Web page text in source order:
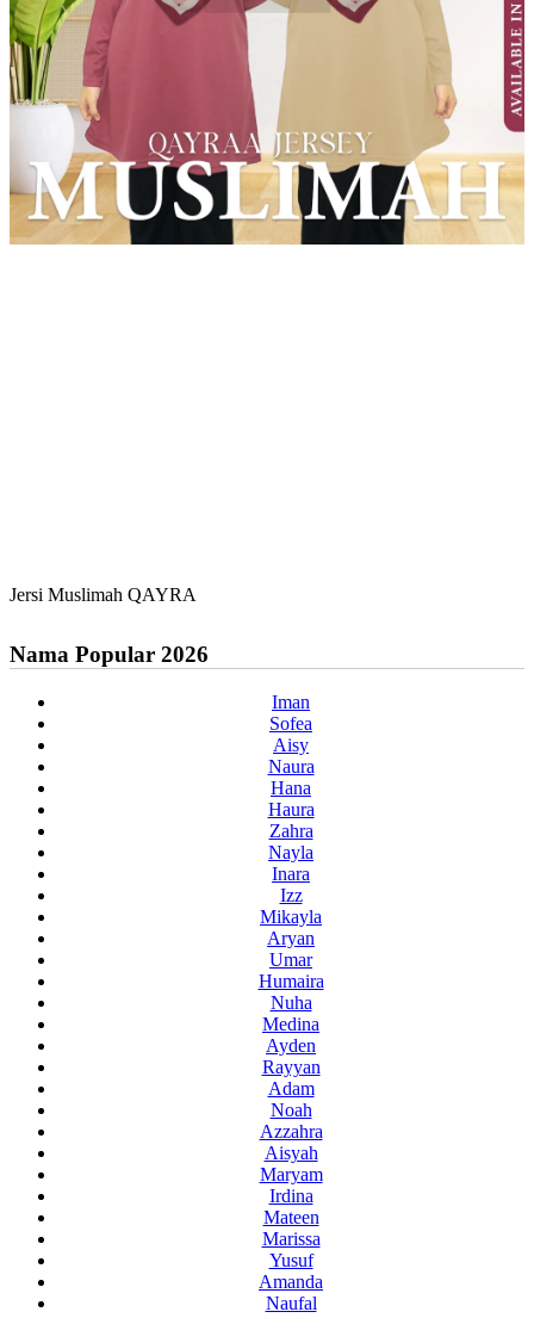
Jersi Muslimah QAYRA
Nama Popular 2026
Iman
Sofea
Aisy
Naura
Hana
Haura
Zahra
Nayla
Inara
Izz
Mikayla
Aryan
Umar
Humaira
Nuha
Medina
Ayden
Rayyan
Adam
Noah
Azzahra
Aisyah
Maryam
Irdina
Mateen
Marissa
Yusuf
Amanda
Naufal